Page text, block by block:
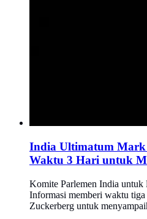
India Ultimatum Mark
Waktu 3 Hari untuk
Komite Parlemen India
Informasi memberi waktu
Zuckerberg untuk